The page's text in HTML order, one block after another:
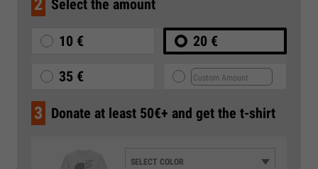
2 Select the amount
10 € 20 €
35 €
3 Donate at least 50€+ and get the t-shirt